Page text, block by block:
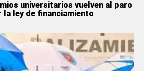
universitarios vuelven al paro
la ley de financiamiento